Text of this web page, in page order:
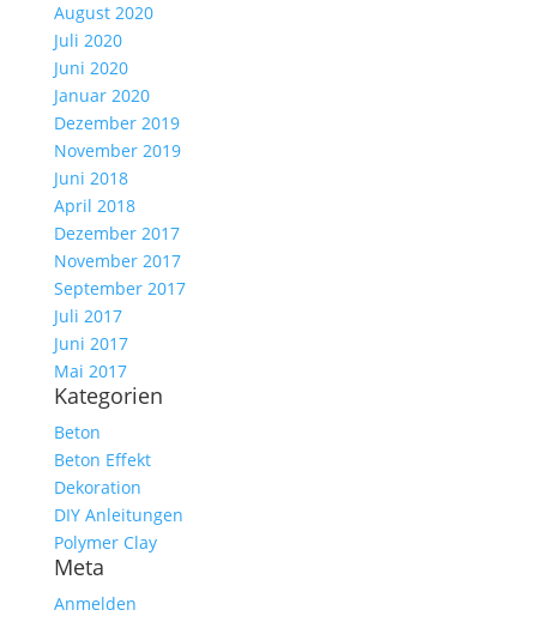
August 2020
Juli 2020
Juni 2020
Januar 2020
Dezember 2019
November 2019
Juni 2018
April 2018
Dezember 2017
November 2017
September 2017
Juli 2017
Juni 2017
Mai 2017
Kategorien
Beton
Beton Effekt
Dekoration
DIY Anleitungen
Polymer Clay
Meta
Anmelden